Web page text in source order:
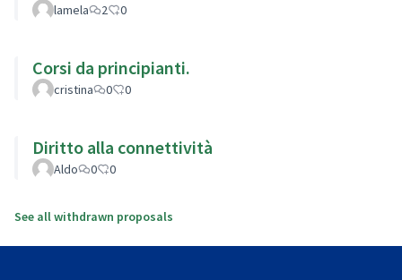
lamela 2 0
Corsi da principianti.
cristina 0 0
Diritto alla connettività
Aldo 0 0
See all withdrawn proposals